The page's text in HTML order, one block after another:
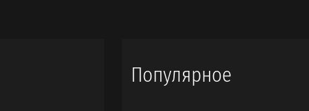
Популярное